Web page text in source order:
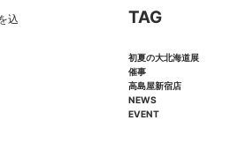
込
TAG
初夏の大北海道展
催事
高島屋新宿店
NEWS
EVENT